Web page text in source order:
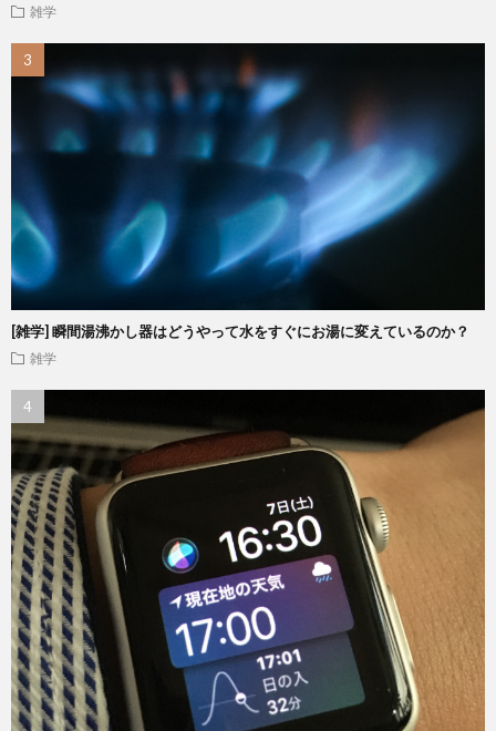
雑学
[雑学] 瞬間湯沸かし器はどうやって水をすぐにお湯に変えているのか？
雑学